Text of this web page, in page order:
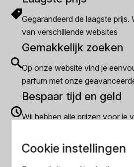
Gegarandeerd de laagste prijs.
van verschillende websites
Gemakkelijk zoeken
Op onze website vind je
parfum met onze
Bespaar tijd en geld
Wij hebben alle prijzen voor je
Cookie instellingen